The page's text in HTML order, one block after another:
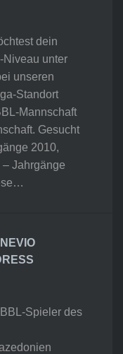
dein
Niveau unter
unseren
Standort
Mannschaft
Gesucht
2010,
– Jahrgänge
Spieler des